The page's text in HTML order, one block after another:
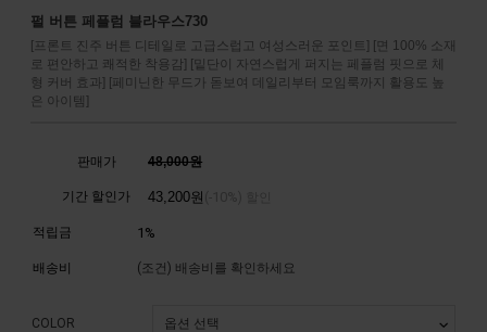
펄 버튼 페플럼 블라우스730
[프론트 진주 버튼 디테일로 고급스럽고 여성스러운 포인트] [면 100% 소재
로 편안하고 쾌적한 착용감] [밑단이 자연스럽게 퍼지는 페플럼 핏으로 체
형 커버 효과] [페미닌한 무드가 돋보여 데일리부터 모임룩까지 활용도 높
은 아이템]
판매가 48,000원
기간 할인가 43,200원
적립금 1%
배송비 (조건) 배송비를 확인하세요
COLOR